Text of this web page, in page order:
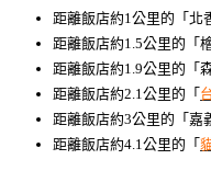
距離飯店約1公里的「北
距離飯店約1.5公里的「
距離飯店約1.9公里的「
距離飯店約2.1公里的「
距離飯店約3公里的「嘉
距離飯店約4.1公里的「